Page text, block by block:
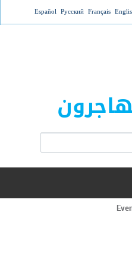
Jump to
Français
Русский
Español